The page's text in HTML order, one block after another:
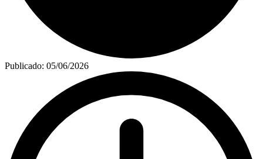
Publicado: 05/06/2026